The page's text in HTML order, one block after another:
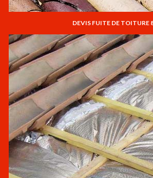
DEVIS FUITE DE TOITURE